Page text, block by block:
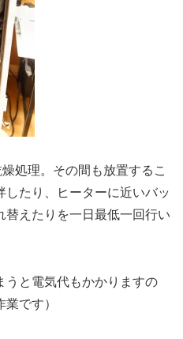
処理。その間も放置するこ
したり、ヒーターに近いバッ
替えたりを一日最低一回行い
うと電気代もかかりますの
です）